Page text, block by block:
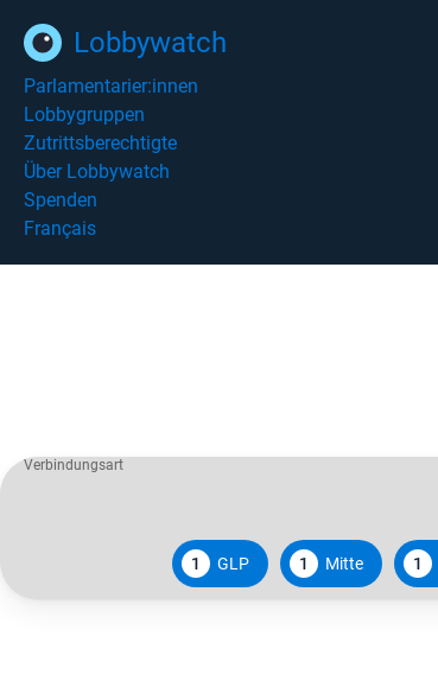
Lobbywatch
Parlamentarier:innen
Lobbygruppen
Zutrittsberechtigte
Über Lobbywatch
Spenden
Français
1 GLP 1 Mitte 1
Verbindungsart